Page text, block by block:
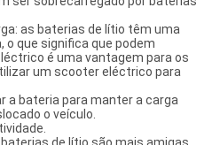
as baterias de lítio têm uma
o que significa que podem
é uma vantagem para os
um scooter eléctrico para
a bateria para manter a carga
o veículo.